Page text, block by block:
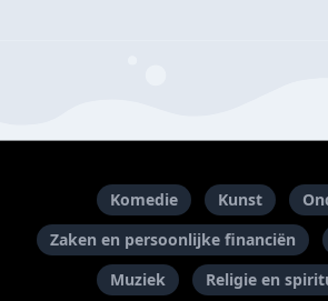
Komedie Kunst
Zaken en persoonlijke financiën
Muziek
Religie en